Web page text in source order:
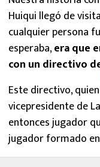
Huiqui llegó de
cualquier persona
esperaba,era que
con un directivo
Este directivo,
vicepresidente de
entonces jugador
jugador formado